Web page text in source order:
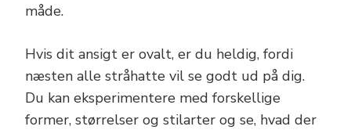
måde.
Hvis dit ansigt er ovalt, er du heldig, fordi
næsten alle stråhatte vil se godt ud på dig.
Du kan eksperimentere med forskellige
former, størrelser og stilarter og se, hvad der